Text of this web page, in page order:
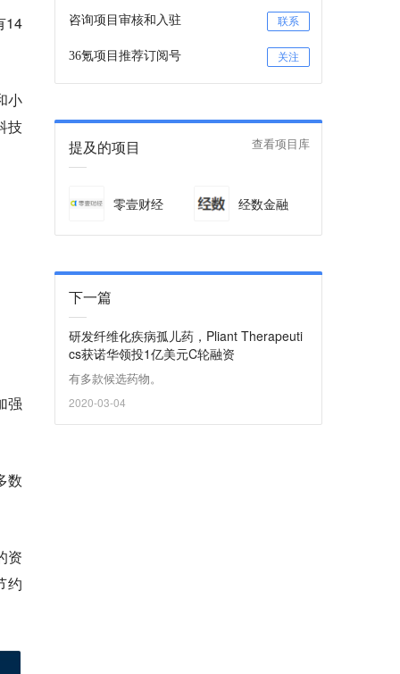
14
小
技
强
数
资
约
咨询项目审核和入驻 联系
36氪项目推荐订阅号 关注
提及的项目 查看项目库
零壹财经 经数金融
下一篇
研发纤维化疾病孤儿药，Pliant Therapeuti
cs获诺华领投1亿美元C轮融资
有多款候选药物。
2020-03-04